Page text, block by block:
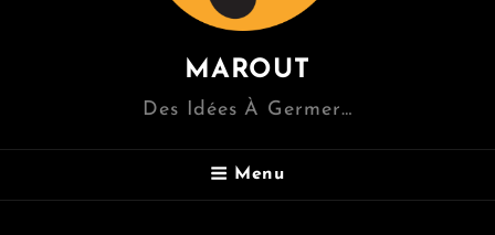
MAROUT
Des Idées À Germer…
Menu